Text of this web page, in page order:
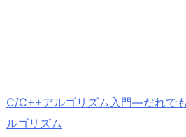
C/C++アルゴリズム入門―だれで
ルゴリズム